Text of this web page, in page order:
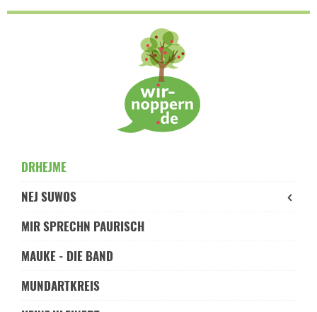
DRHEJME
NEJ SUWOS
MIR SPRECHN PAURISCH
MAUKE - DIE BAND
MUNDARTKREIS